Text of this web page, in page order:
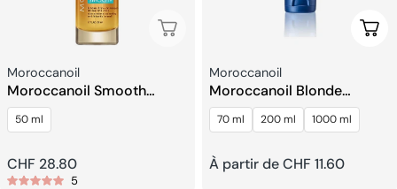
Épuisé
Fournisseur:
Moroccanoil
Moroccanoil Smooth
Concentré Pour Brushing
50 ml
Prix
CHF 28.80
5
Fournisseur:
Moroccanoil
Moroccanoil Blonde
Perfecting Purple
Shampooing
70 ml 200 ml 1000 ml
Prix
À partir de CHF 11.60